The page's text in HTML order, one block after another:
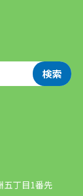
検索
五丁目1番先